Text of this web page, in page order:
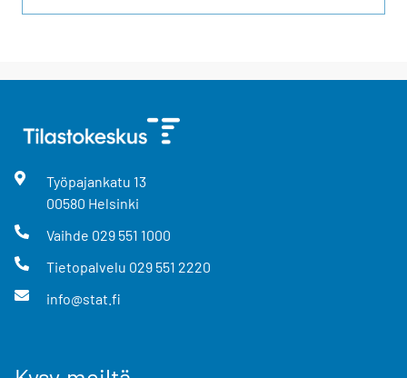
Työpajankatu 13
00580 Helsinki
Vaihde 029 551 1000
Tietopalvelu 029 551 2220
info@stat.fi